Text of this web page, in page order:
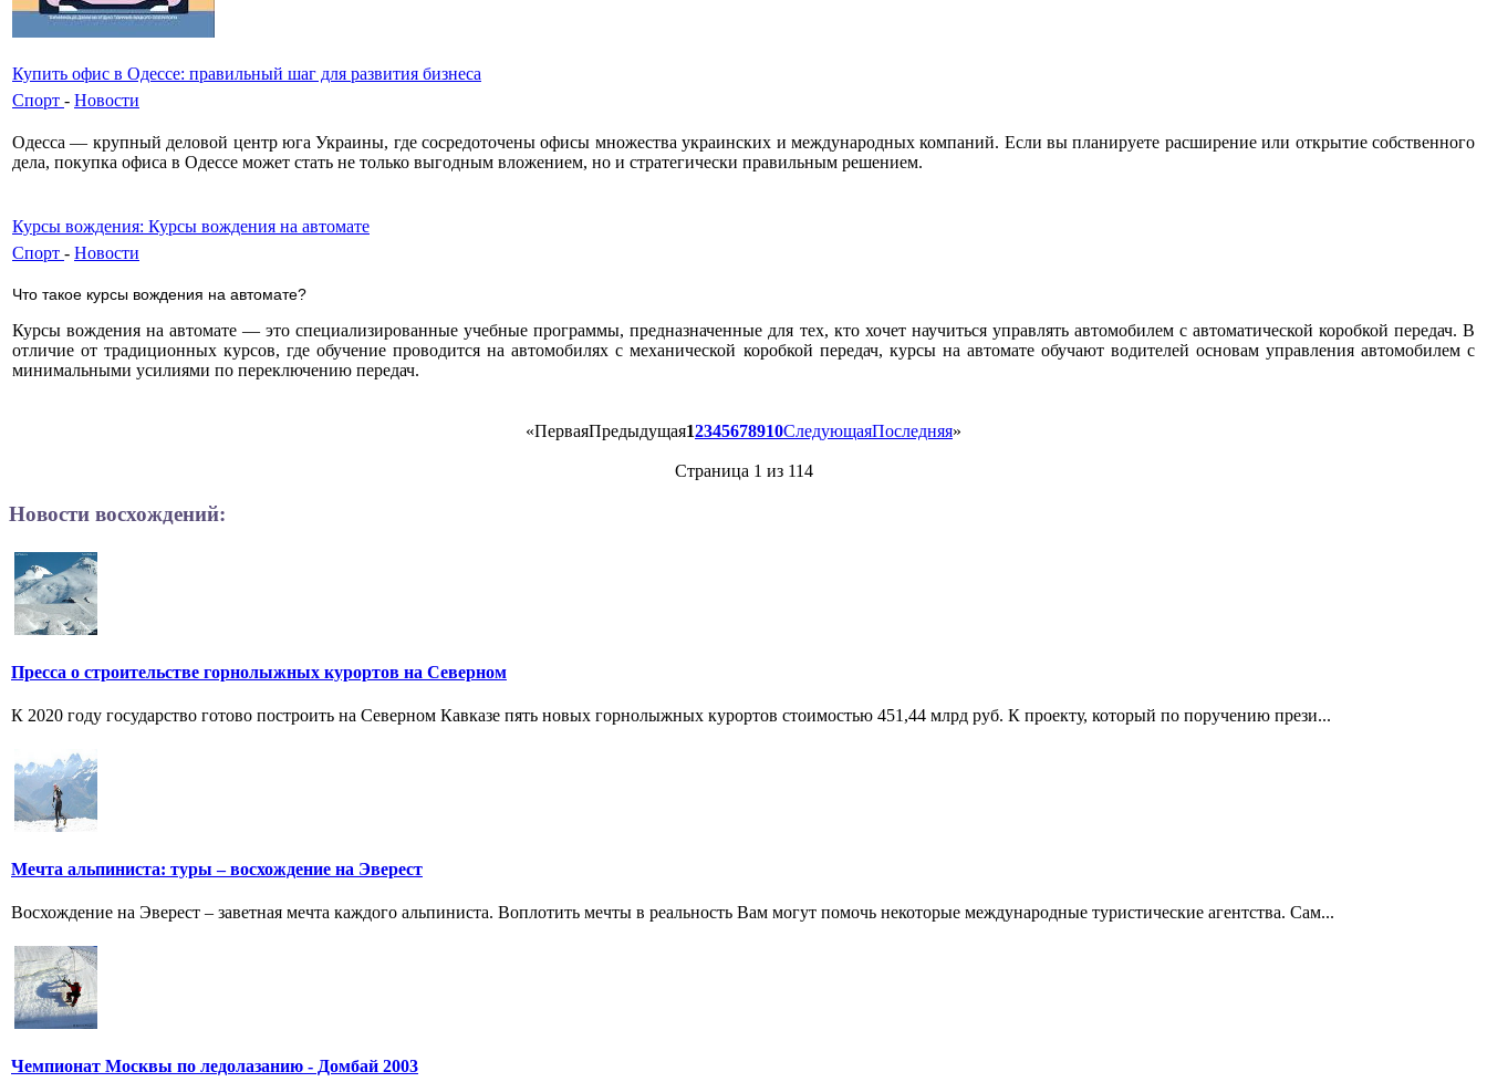
Купить офис в Одессе: правильный шаг для развития бизнеса
Спорт - Новости
Одесса — крупный деловой центр юга Украины, где сосредоточены офисы множества украинских и международных компаний. Если вы планируете расширение или открытие собственного
дела, покупка офиса в Одессе может стать не только выгодным вложением, но и стратегически правильным решением.
Курсы вождения: Курсы вождения на автомате
Спорт - Новости
Что такое курсы вождения на автомате?
Курсы вождения на автомате — это специализированные учебные программы, предназначенные для тех, кто хочет научиться управлять автомобилем с автоматической коробкой передач. В
отличие от традиционных курсов, где обучение проводится на автомобилях с механической коробкой передач, курсы на автомате обучают водителей основам управления автомобилем с
минимальными усилиями по переключению передач.
«ПерваяПредыдущая12345678910СледующаяПоследняя»
Страница 1 из 114
Новости восхождений:
Пресса о строительстве горнолыжных курортов на Северном
К 2020 году государство готово построить на Северном Кавказе пять новых горнолыжных курортов стоимостью 451,44 млрд руб. К проекту, который по поручению прези...
Мечта альпиниста: туры – восхождение на Эверест
Восхождение на Эверест – заветная мечта каждого альпиниста. Воплотить мечты в реальность Вам могут помочь некоторые международные туристические агентства. Сам...
Чемпионат Москвы по ледолазанию - Домбай 2003